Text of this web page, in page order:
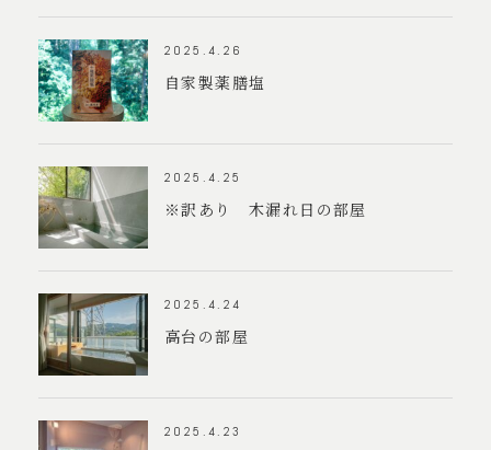
2025.4.26
自家製薬膳塩
2025.4.25
※訳あり 木漏れ日の部屋
2025.4.24
高台の部屋
2025.4.23